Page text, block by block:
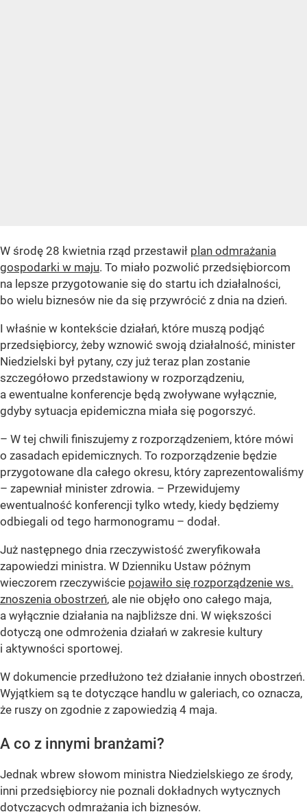
W środę 28 kwietnia rząd przestawił plan odmrażania
gospodarki w maju. To miało pozwolić przedsiębiorcom
na lepsze przygotowanie się do startu ich działalności,
bo wielu biznesów nie da się przywrócić z dnia na dzień.
I właśnie w kontekście działań, które muszą podjąć
przedsiębiorcy, żeby wznowić swoją działalność, minister
Niedzielski był pytany, czy już teraz plan zostanie
szczegółowo przedstawiony w rozporządzeniu,
a ewentualne konferencje będą zwoływane wyłącznie,
gdyby sytuacja epidemiczna miała się pogorszyć.
– W tej chwili finiszujemy z rozporządzeniem, które mówi
o zasadach epidemicznych. To rozporządzenie będzie
przygotowane dla całego okresu, który zaprezentowaliśmy
– zapewniał minister zdrowia. – Przewidujemy
ewentualność konferencji tylko wtedy, kiedy będziemy
odbiegali od tego harmonogramu – dodał.
Już następnego dnia rzeczywistość zweryfikowała
zapowiedzi ministra. W Dzienniku Ustaw późnym
wieczorem rzeczywiście pojawiło się rozporządzenie ws.
znoszenia obostrzeń, ale nie objęło ono całego maja,
a wyłącznie działania na najbliższe dni. W większości
dotyczą one odmrożenia działań w zakresie kultury
i aktywności sportowej.
W dokumencie przedłużono też działanie innych obostrzeń.
Wyjątkiem są te dotyczące handlu w galeriach, co oznacza,
że ruszy on zgodnie z zapowiedzią 4 maja.
A co z innymi branżami?
Jednak wbrew słowom ministra Niedzielskiego ze środy,
inni przedsiębiorcy nie poznali dokładnych wytycznych
dotyczących odmrażania ich biznesów.